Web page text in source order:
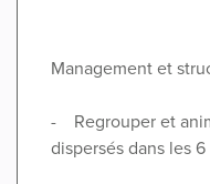
Management et
- Regrouper et
dispersés dans les